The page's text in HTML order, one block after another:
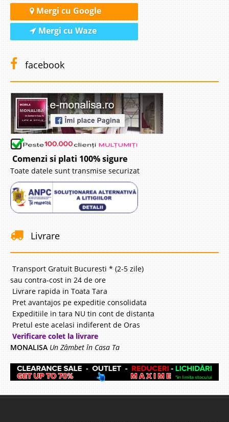
Mergi cu Google
Mergi cu Waze
facebook
Comenzi si plati 100% sigure
Toate datele sunt transmise securizat
Livrare
Transport Gratuit Bucuresti * (2-5 zile)
sau contra-cost in 24 de ore
Livrare rapida in Toata Tara
Pret avantajos pe expeditie consolidata
Expeditiile in tara NU tin cont de distanta
Pretul este acelasi indiferent de Oras
Verificare colet la livrare
MONALISA Un Zâmbet în Casa Ta